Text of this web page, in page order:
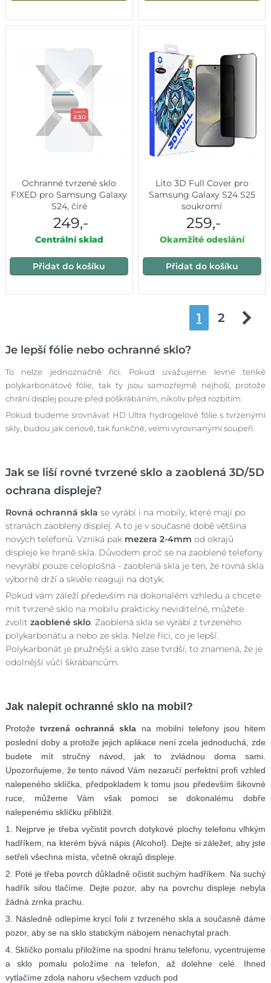
Ochranné tvrzené sklo
FIXED pro Samsung Galaxy
S24, čiré
249,-
Centrální sklad
Přidat do košíku
Lito 3D Full Cover pro
Samsung Galaxy S24 S25
soukromí
259,-
Okamžité odeslání
Přidat do košíku
1 2
Je lepší fólie nebo ochranné sklo?
To nelze jednoznačně říci. Pokud uvažujeme levné tenké
polykarbonátové fólie, tak ty jsou samozřejmě nejhoší, protože
chrání displej pouze před poškrábáním, nikoliv před rozbitím.
Pokud budeme srovnávat HD Ultra hydrogelové fólie s tvrzenými
skly, budou jak cenově, tak funkčně, velmi vyrovnanými soupeři.
Jak se liší rovné tvrzené sklo a zaoblená 3D/5D
ochrana displeje?
Rovná ochranná skla se vyrábí i na mobily, které mají po
stranách zaoblený displej. A to je v současné době většina
nových telefonů. Vzniká pak mezera 2-4mm od okrajů
displeje ke hraně skla. Důvodem proč se na zaoblené telefony
nevyrábí pouze celoplošná - zaoblená skla je ten, že rovná skla
výborně drží a skvěle reagují na dotyk.
Pokud vám záleží především na dokonalém vzhledu a chcete
mít tvrzené sklo na mobilu prakticky neviditelné, můžete
zvolit zaoblené sklo. Zaoblená skla se vyrábí z tvrzeného
polykarbonátu a nebo ze skla. Nelze říci, co je lepší.
Polykarbonát je pružnější a sklo zase tvrdší, to znamená, že je
odolnější vůči škrábancům.
Jak nalepit ochranné sklo na mobil?
Protožetvrzená ochranná skla na mobilní telefony jsou hitem
poslední doby a protože jejich aplikace není zcela jednoduchá, zde
budete mít stručný návod, jak to zvládnou doma sami.
Upozorňujeme, že tento návod Vám nezaručí perfektní profi vzhled
nalepeného sklíčka, předpokladem k tomu jsou především šikovné
ruce, můžeme Vám však pomoci se dokonalému dobře
nalepenému sklíčku přiblížit.
1. Nejprve je třeba vyčistit povrch dotykové plochy telefonu vlhkým
hadříkem, na kterém bývá nápis (Alcohol). Dejte si záležet, aby jste
setřeli všechna místa, včetně okrajů displeje.
2. Poté je třeba povrch důkladně očistit suchým hadříkem. Na suchý
hadřík silou tlačíme. Dejte pozor, aby na povrchu displeje nebyla
žádná zrnka prachu.
3. Následně odlepíme krycí folii z tvrzeného skla a současně dáme
pozor, aby se na sklo statickým nábojem nenachytal prach.
4. Sklíčko pomalu přiložíme na spodní hranu telefonu, vycentrujeme
a sklo pomalu položíme na telefon, až dolehne celé. Ihned
vytlačíme zdola nahoru všechem vzduch pod